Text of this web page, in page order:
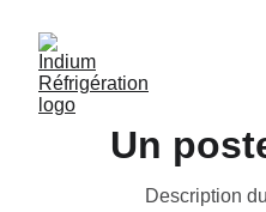
Un
Description